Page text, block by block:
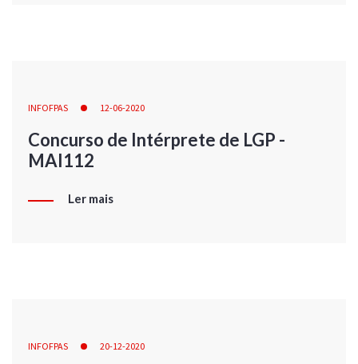
INFOFPAS 12-06-2020
Concurso de Intérprete de LGP -
MAI112
Ler mais
INFOFPAS 20-12-2020